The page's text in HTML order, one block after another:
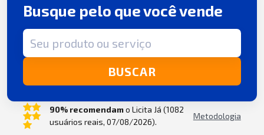
Busque pelo que você vende
Termo de busca
BUSCAR
90% recomendamo Licita Já (1082
usuários reais, 07/08/2026).
Metodologia